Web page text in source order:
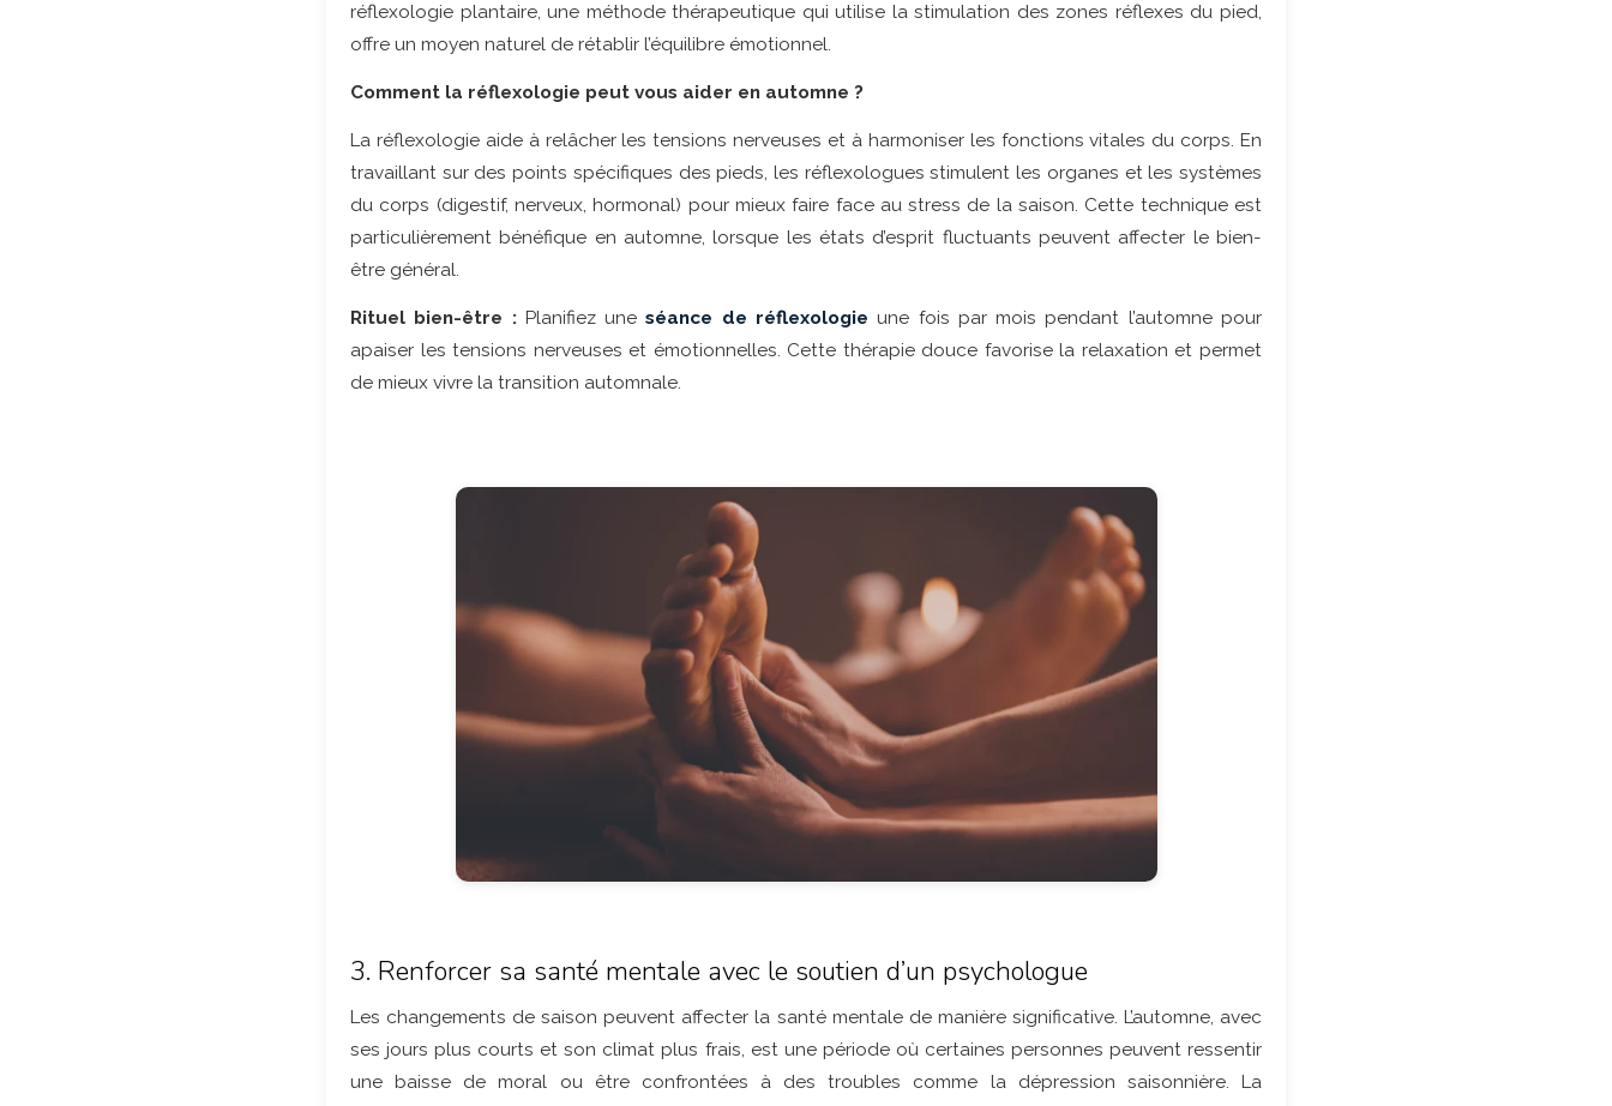
réflexologie plantaire, une méthode thérapeutique qui utilise la stimulation des zones réflexes du pied,
offre un moyen naturel de rétablir l’équilibre émotionnel.
Comment la réflexologie peut vous aider en automne ?
La réflexologie aide à relâcher les tensions nerveuses et à harmoniser les fonctions vitales du corps. En
travaillant sur des points spécifiques des pieds, les réflexologues stimulent les organes et les systèmes
du corps (digestif, nerveux, hormonal) pour mieux faire face au stress de la saison. Cette technique est
particulièrement bénéfique en automne, lorsque les états d’esprit fluctuants peuvent affecter le bien-
être général.
Rituel bien-être : Planifiez uneséance de réflexologie une fois par mois pendant l’automne pour
apaiser les tensions nerveuses et émotionnelles. Cette thérapie douce favorise la relaxation et permet
de mieux vivre la transition automnale.
3. Renforcer sa santé mentale avec le soutien d’un psychologue
Les changements de saison peuvent affecter la santé mentale de manière significative. L’automne, avec
ses jours plus courts et son climat plus frais, est une période où certaines personnes peuvent ressentir
une baisse de moral ou être confrontées à des troubles comme la dépression saisonnière. La